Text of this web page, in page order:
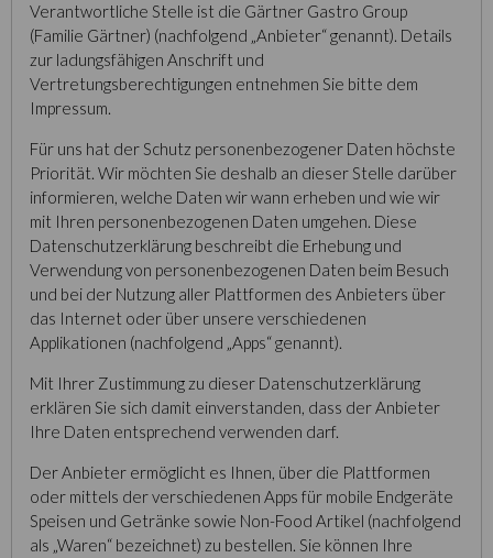
Verantwortliche Stelle ist die Gärtner Gastro Group
(Familie Gärtner) (nachfolgend „Anbieter“ genannt). Details
zur ladungsfähigen Anschrift und
Vertretungsberechtigungen entnehmen Sie bitte dem
Impressum.
Für uns hat der Schutz personenbezogener Daten höchste
Priorität. Wir möchten Sie deshalb an dieser Stelle darüber
informieren, welche Daten wir wann erheben und wie wir
mit Ihren personenbezogenen Daten umgehen. Diese
Datenschutzerklärung beschreibt die Erhebung und
Verwendung von personenbezogenen Daten beim Besuch
und bei der Nutzung aller Plattformen des Anbieters über
das Internet oder über unsere verschiedenen
Applikationen (nachfolgend „Apps“ genannt).
Mit Ihrer Zustimmung zu dieser Datenschutzerklärung
erklären Sie sich damit einverstanden, dass der Anbieter
Ihre Daten entsprechend verwenden darf.
Der Anbieter ermöglicht es Ihnen, über die Plattformen
oder mittels der verschiedenen Apps für mobile Endgeräte
Speisen und Getränke sowie Non-Food Artikel (nachfolgend
als „Waren“ bezeichnet) zu bestellen. Sie können Ihre